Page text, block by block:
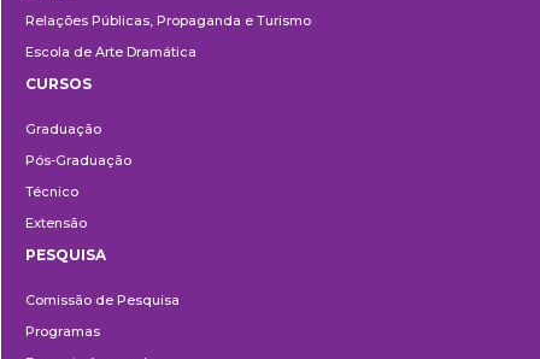
Relações Públicas, Propaganda e Turismo
Escola de Arte Dramática
CURSOS
Graduação
Pós-Graduação
Técnico
Extensão
PESQUISA
Comissão de Pesquisa
Programas